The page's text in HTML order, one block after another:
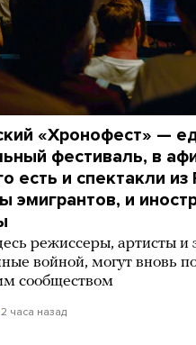
«Хронофест» —
фестиваль, в
есть и спектакли из
эмигрантов, и
режиссеры, артисты и
войной, могут вновь
сообществом
2 часа назад